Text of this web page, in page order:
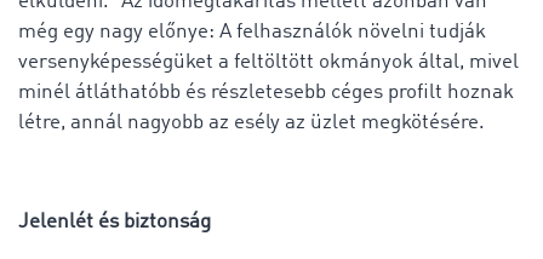
még egy nagy előnye: A felhasználók növelni tudják
versenyképességüket a feltöltött okmányok által, mivel
minél átláthatóbb és részletesebb céges profilt hoznak
létre, annál nagyobb az esély az üzlet megkötésére.
Jelenlét és biztonság